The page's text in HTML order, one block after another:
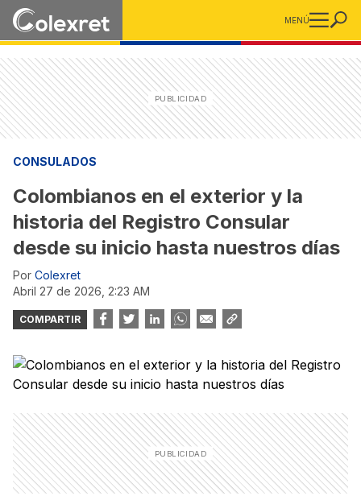
MENÚ
CONSULADOS
Colombianos en el exterior y la
historia del Registro Consular
desde su inicio hasta nuestros días
Por Colexret
abril 27 de 2026, 2:23 AM
COMPARTIR